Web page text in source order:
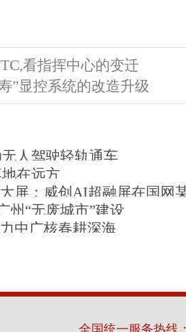
看指挥中心的变迁
在远方
大屏：威创AI超融屏在国网
州“无废城市”建设
中广核春耕深海